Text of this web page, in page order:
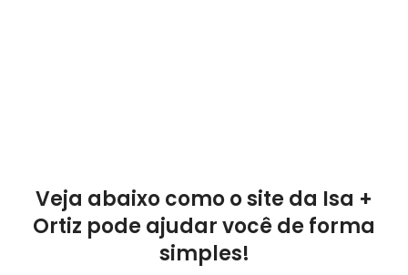
Veja abaixo como o site da Isa +
Ortiz pode ajudar você de forma
simples!